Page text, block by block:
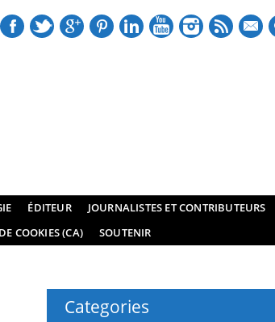
mail
ÉDITEUR
JOURNALISTES ET CONTRIBUTEURS
COOKIES (CA) SOUTENIR
Categories